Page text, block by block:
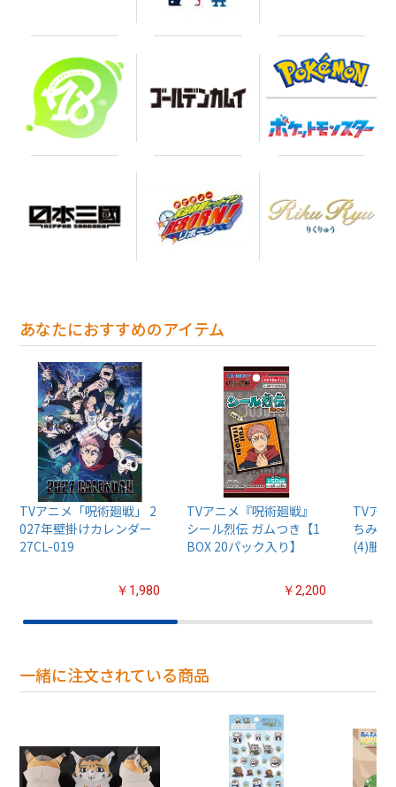
あなたにおすすめのアイテム
TVアニメ「呪術廻戦」 2
027年壁掛けカレンダー
27CL-019
￥1,980
TVアニメ『呪術廻戦』
シール烈伝 ガムつき【1
BOX 20パック入り】
￥2,200
TVア
ちみけ
(4)脹相
一緒に注文されている商品